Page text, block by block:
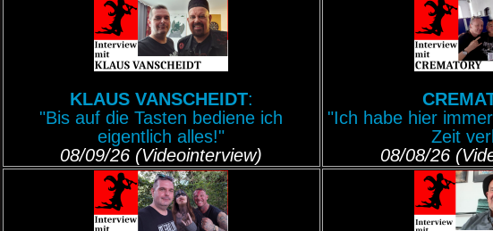
KLAUS VANSCHEIDT:
"Bis auf die Tasten bediene ich
eigentlich alles!"
08/09/26 (Videointerview)
"Ich habe hier
Zeit
08/08/26